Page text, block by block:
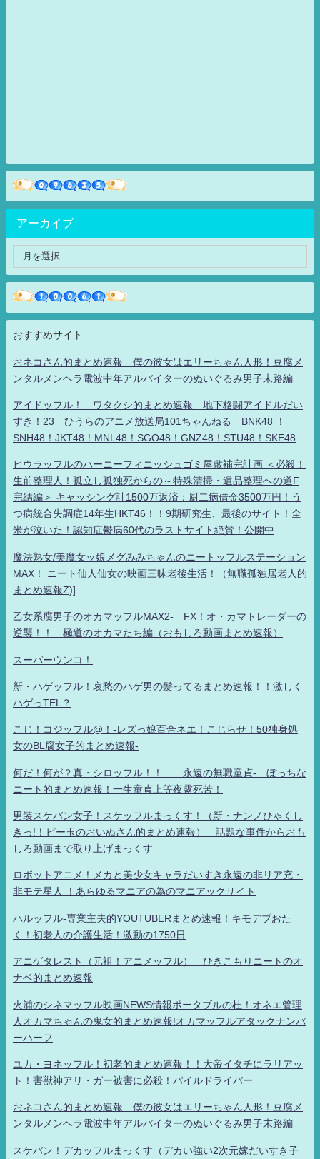
アーカイブ
おすすめサイト
おネコさん的まとめ速報 僕の彼女はエリーちゃん人形！豆腐メ
ンタルメンヘラ電波中年アルバイターのぬいぐるみ男子末路編
アイドッフル！ ワタクシ的まとめ速報 地下格闘アイドルだい
すき！23 ひうらのアニメ放送局101ちゃんねる BNK48 ！
SNH48！JKT48！MNL48！SGO48！GNZ48！STU48！SKE48
ヒウラッフルのハーニーフィニッシュゴミ屋敷補完計画 ＜必殺！
生前整理人！孤立し孤独死からの～特殊清掃・遺品整理への道F
完結編＞ キャッシング計1500万返済：厨二病借金3500万円！う
つ病統合失調症14年生HKT46！！9期研究生、最後のサイト！全
米が泣いた！認知症鬱病60代のラストサイト絶賛！公開中
魔法熟女/美魔女ッ娘メグみみちゃんのニートッフルステーション
MAX！ ニート仙人仙女の映画三昧老後生活！（無職孤独居老人的
まとめ速報Z)]
乙女系腐男子のオカマッフルMAX2- FX！オ・カマトレーダーの
逆襲！！ 極道のオカマたち編（おもしろ動画まとめ速報）
スーパーウンコ！
新・ハゲッフル！哀愁のハゲ男の髪ってるまとめ速報！！激しく
ハゲっTEL？
こじ！コジッフル@！-レズっ娘百合ネエ！こじらせ！50独身処
女のBL腐女子的まとめ速報-
何だ！何が？真・シロッフル！！ 永遠の無職童貞- ぼっちな
ニート的まとめ速報！一生童貞上等夜露死苦！
男装スケバン女子！スケッフルまっくす！（新・ナンノひゃくし
きっ!！ビー玉のおいぬさん的まとめ速報） 話題な事件からおも
しろ動画まで取り上げまっくす
ロボットアニメ！メカと美少女キャラだいすき永遠の非リア充・
非モテ星人 ！あらゆるマニアの為のマニアックサイト
ハルッフル-専業主夫的YOUTUBERまとめ速報！キモデブおた
く！初老人の介護生活！激動の1750日
アニゲタレスト（元祖！アニメッフル） ひきこもりニートのオ
ナベ的まとめ速報
火浦のシネマッフル映画NEWS情報ポータブルの杜！オネエ管理
人オカマちゃんの鬼女的まとめ速報!オカマッフルアタックナンバ
ーハーフ
ユカ・ヨネッフル！初老的まとめ速報！！大帝イタチにラリアッ
ト！害獣神アリ・ガー被害に必殺！パイルドライバー
おネコさん的まとめ速報 僕の彼女はエリーちゃん人形！豆腐メ
ンタルメンヘラ電波中年アルバイターのぬいぐるみ男子末路編
スケバン！デカッフルまっくす（デカい強い2次元嫁だいすき子